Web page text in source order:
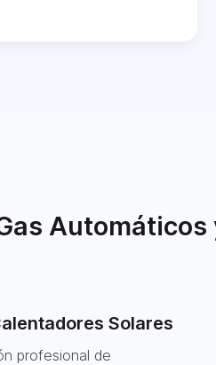
Solares
profesional de